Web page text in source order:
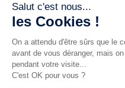
Salut c'est nous...
les Cookies !
On a attendu d'être sûrs que le
avant de vous déranger, mais
pendant votre visite...
C'est OK pour vous ?